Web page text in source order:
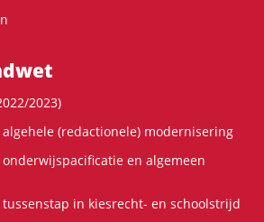
2023)
(redactionele) modernisering
en algemeen
in kiesrecht- en schoolstrijd